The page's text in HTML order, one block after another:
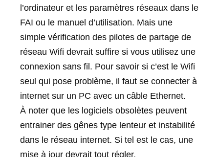
l’ordinateur et les paramètres réseaux dans le
FAI ou le manuel d’utilisation. Mais une
simple vérification des pilotes de partage de
réseau Wifi devrait suffire si vous utilisez une
connexion sans fil. Pour savoir si c’est le Wifi
seul qui pose problème, il faut se connecter à
internet sur un PC avec un câble Ethernet.
À noter que les logiciels obsolètes peuvent
entrainer des gênes type lenteur et instabilité
dans le réseau internet. Si tel est le cas, une
mise à jour devrait tout régler.